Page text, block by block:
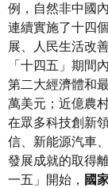
例，自然非中國
連續實施了十四
展、人民生活改
「十四五」期間
第二大經濟體和
萬美元；近億農
在眾多科技創新
信、新能源汽車
發展成就的取得
一五」開始， 國